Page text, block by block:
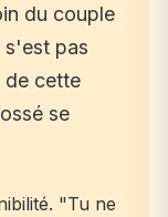
du couple
s'est pas
de cette
se
"Tu ne